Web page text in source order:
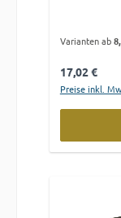
Varianten ab
Regulärer
17,02 €
Preise inkl.